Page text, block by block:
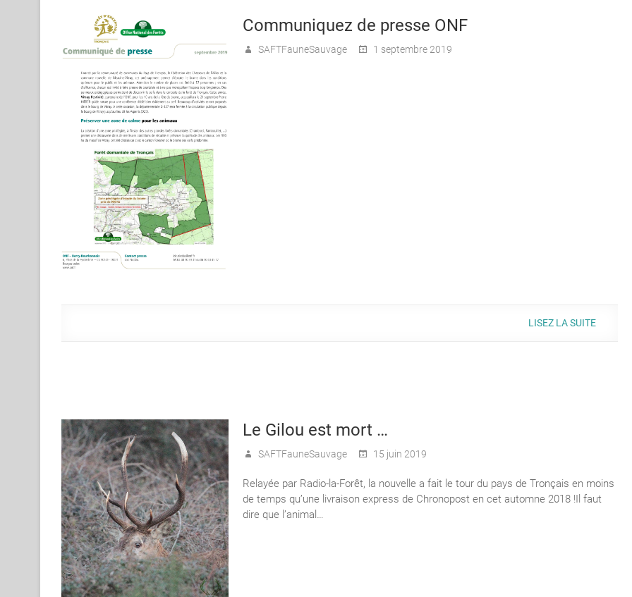
Communiquez de presse ONF
SAFTFauneSauvage 1 septembre 2019
LISEZ LA SUITE
Le Gilou est mort …
SAFTFauneSauvage 15 juin 2019
Relayée par Radio-la-Forêt, la nouvelle a fait le tour du pays de Tronçais en moins
de temps qu’une livraison express de Chronopost en cet automne 2018 !Il faut
dire que l’animal…